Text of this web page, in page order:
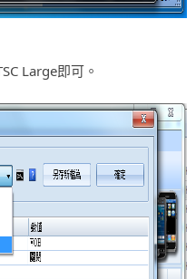
Large即可。